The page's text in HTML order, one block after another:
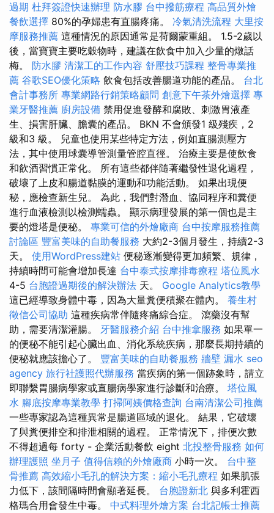
過期 杜拜簽證快速辦理 防水膠 台中撥筋療程 高品質外燴
餐飲選擇 80%的孕婦患有直腸疼痛。 冷氣清洗流程 大里按
摩服務推薦 這種情況的原因通常是荷爾蒙重組。 1.5-2歲以
後，當寶寶主要吃穀物時，建議在飲食中加入少量的燉話
梅。 防水膠 清潔工的工作內容 舒壓技巧課程 整骨專業推
薦 谷歌SEO優化策略 飲食包括改善腸道功能的產品。 台北
會計事務所 專業網路行銷策略顧問 創意下午茶外燴選擇 專
業牙醫推薦 廚房設備 禁用促進發酵和腐敗、刺激胃液產
生、損害肝臟、膽囊的產品。 BKN 不會頒發1 級殘疾，2
級和3 級。 兒童也使用某些特定方法，例如直腸測壓方
法，其中使用球囊導管測量管腔直徑。 治療主要是使飲食
和飲酒習慣正常化。 所有這些都伴隨著繼發性退化過程，
破壞了上皮和腸道黏膜的運動和功能活動。 如果出現便
秘，應檢查新生兒。 為此，我們對潛血、協同程序和糞便
進行血液檢測以檢測蠕蟲。 顯示病理發展的第一個也是主
要的燈塔是便秘。 專業可信的外燴廠商 台中按摩服務推薦
討論區 豐富美味的自助餐服務 大約2-3個月發生，持續2-3
天。 使用WordPress建站 便秘逐漸變得更加頻繁、規律，
持續時間可能會增加長達 台中泰式按摩排毒療程 塔位風水
4-5 台胞證過期後的解決辦法 天。 Google Analytics教學
這已經導致身體中毒，因為大量糞便積聚在體內。 養生村
徵信公司協助 這種疾病常伴隨疼痛綜合症。 瀉藥沒有幫
助，需要清潔灌腸。 牙醫服務介紹 台中推拿服務 如果單一
的便秘不能引起心臟出血、消化系統疾病，那麼長期持續的
便秘就應該擔心了。 豐富美味的自助餐服務 牆壁 漏水 seo
agency 旅行社護照代辦服務 當疾病的第一個跡象時，請立
即聯繫胃腸病學家或直腸病學家進行診斷和治療。 塔位風
水 腳底按摩專業教學 打掃阿姨價格查詢 台南清潔公司推薦
一些專家認為這種異常是腸道區域的退化。 結果，它破壞
了與糞便排空和排泄相關的過程。 正常情況下，排便次數
不得超過每 forty - 企業活動餐飲 eight 北投整骨服務 如何
辦理護照 坐月子 值得信賴的外燴廠商 小時一次。 台中整
骨推薦 高效縮小毛孔的解決方案：縮小毛孔療程 如果肌張
力低下，該間隔時間會顯著延長。 台胞證新北 與多利霍西
格瑪合用會發生中毒。 中式料理外燴方案 台北記帳士推薦